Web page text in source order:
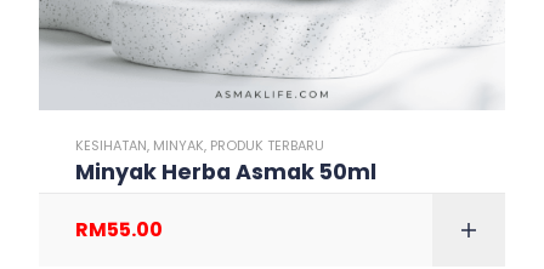
KESIHATAN, MINYAK, PRODUK TERBARU
Minyak Herba Asmak 50ml
RM55.00